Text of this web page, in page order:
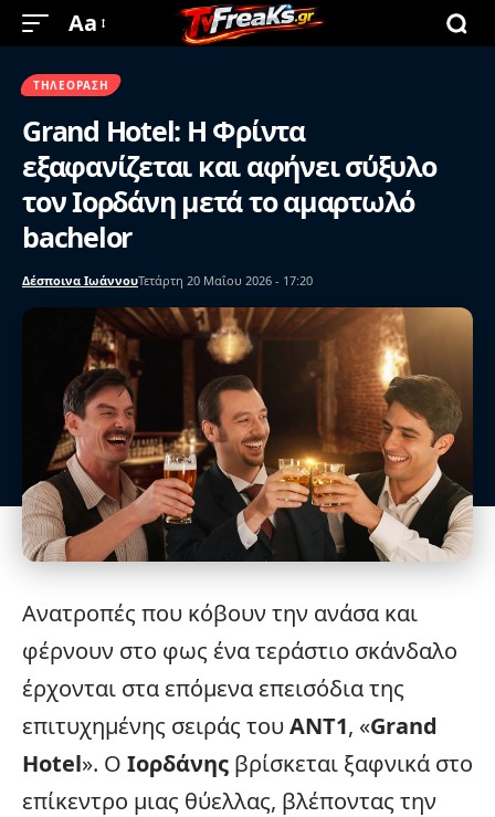
Aa
ΤΗΛΕΌΡΑΣΗ
Grand Hotel: Η Φρίντα
εξαφανίζεται και αφήνει σύξυλο
τον Ιορδάνη μετά το αμαρτωλό
bachelor
Δέσποινα ΙωάννουΤετάρτη 20 Μαΐου 2026 - 17:20
Ανατροπές που κόβουν την ανάσα και
φέρνουν στο φως ένα τεράστιο σκάνδαλο
έρχονται στα επόμενα επεισόδια της
επιτυχημένης σειράς τουΑΝΤ1, «Grand
Hotel». Ο Ιορδάνης βρίσκεται ξαφνικά στο
επίκεντρο μιας θύελλας, βλέποντας την